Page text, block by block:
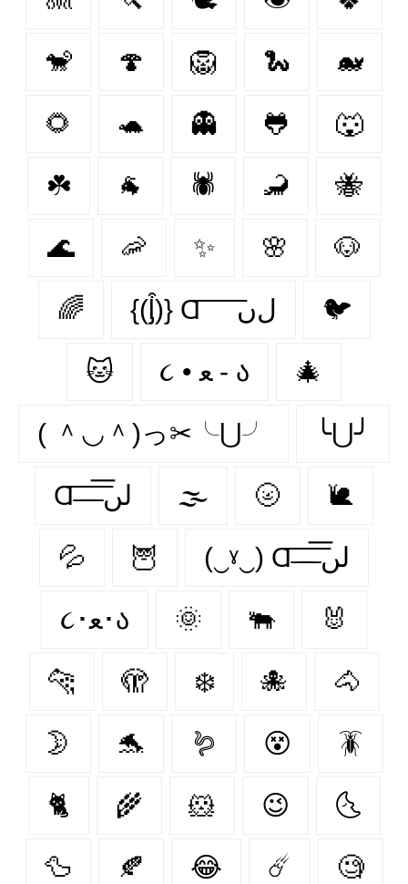
🐒 🍄 🦁 🐍 🐋
🌻 🐢 👻 🐸 🐺
☘️ 🐐 🕷 🦂 🐝
🌊 🦐 ✨ 🌸 🐶
🌈 {(ᶅ͒)} Ɑ͞ ͞ ͞ ͞ ͞ ﻝﮞ 🐦‍
🐱 ૮ • ﻌ - ა 🎄
( ＾◡＾)っ✂╰⋃╯ ╰⋃╯
Ɑ͞ ̶͞ ̶͞ ̶͞ لں͞ 🌫️ 🌝 🐌
💦 🦉 (‿ˠ‿) Ɑ͞ ̶͞ ̶͞ ̶͞ لں͞
૮･ﻌ･ა 🌞 🐃 🐰
🐆 🫣 ❄️ 🐙 🐴
🌛 🐬 🪱 😵‍ 🪳
🐈 🌾 🐹 😉 🌜
🦆 🍂 😂 ☄️ 🧐